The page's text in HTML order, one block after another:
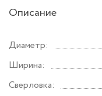
Описание
Диаметр:
Ширина:
Сверловка: